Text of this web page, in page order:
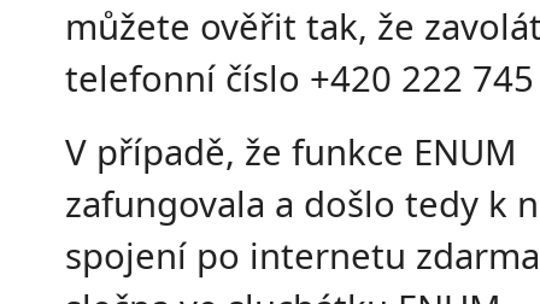
můžete ověřit tak, že
telefonní číslo +420 222
V případě, že funkce ENUM
zafungovala a došlo tedy k
spojení po internetu